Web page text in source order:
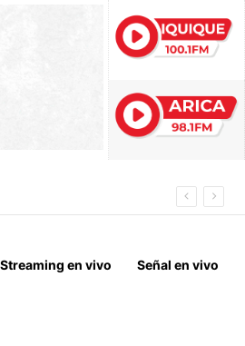
BILATERALES
Streaming en vivo Señal en vivo